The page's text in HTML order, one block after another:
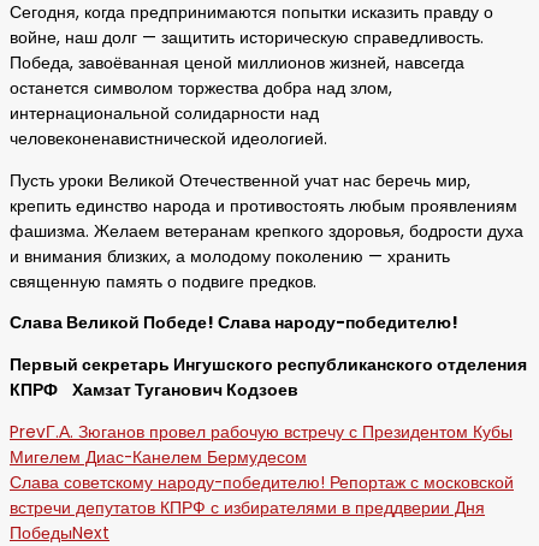
Сегодня, когда предпринимаются попытки исказить правду о
войне, наш долг — защитить историческую справедливость.
Победа, завоёванная ценой миллионов жизней, навсегда
останется символом торжества добра над злом,
интернациональной солидарности над
человеконенавистнической идеологией.
Пусть уроки Великой Отечественной учат нас беречь мир,
крепить единство народа и противостоять любым проявлениям
фашизма. Желаем ветеранам крепкого здоровья, бодрости духа
и внимания близких, а молодому поколению — хранить
священную память о подвиге предков.
Слава Великой Победе! Слава народу-победителю!
Первый секретарь Ингушского республиканского отделения
КПРФ Хамзат Туганович Кодзоев
PrevГ.А. Зюганов провел рабочую встречу с Президентом Кубы
Мигелем Диас-Канелем Бермудесом
Слава советскому народу-победителю! Репортаж с московской
встречи депутатов КПРФ с избирателями в преддверии Дня
ПобедыNext